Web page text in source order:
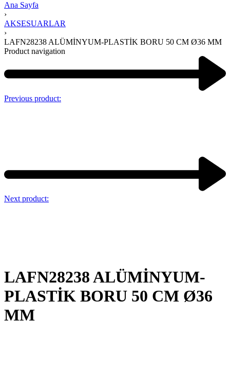
Ana Sayfa
›
AKSESUARLAR
›
LAFN28238 ALÜMİNYUM-PLASTİK BORU 50 CM Ø36 MM
Product navigation
Previous product:
Next product:
LAFN28238 ALÜMİNYUM-
PLASTİK BORU 50 CM Ø36
MM